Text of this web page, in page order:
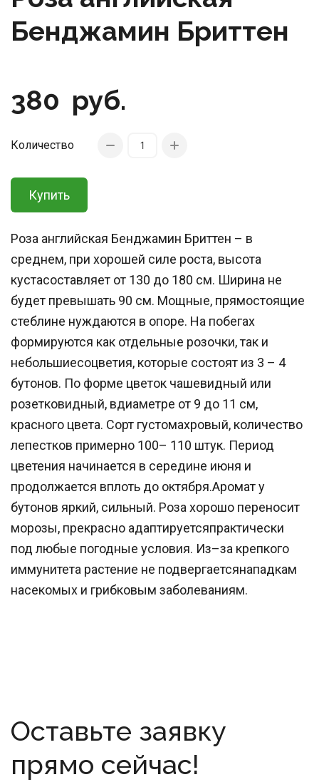
Бенджамин Бриттен
380 руб.
Количество
Купить
Роза английская Бенджамин Бриттен – в
среднем, при хорошей силе роста, высота
кустасоставляет от 130 до 180 см. Ширина не
будет превышать 90 см. Мощные, прямостоящие
стеблине нуждаются в опоре. На побегах
формируются как отдельные розочки, так и
небольшиесоцветия, которые состоят из 3 – 4
бутонов. По форме цветок чашевидный или
розетковидный, вдиаметре от 9 до 11 см,
красного цвета. Сорт густомахровый, количество
лепестков примерно 100– 110 штук. Период
цветения начинается в середине июня и
продолжается вплоть до октября.Аромат у
бутонов яркий, сильный. Роза хорошо переносит
морозы, прекрасно адаптируетсяпрактически
под любые погодные условия. Из–за крепкого
иммунитета растение не подвергаетсянападкам
насекомых и грибковым заболеваниям.
Оставьте заявку
прямо сейчас!